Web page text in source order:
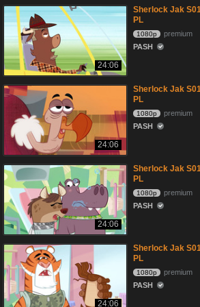
24:06
Sherlock Jak
PL
1080p
premium
PASH
24:06
Sherlock Jak
PL
1080p
premium
PASH
24:06
Sherlock Jak
PL
1080p
premium
PASH
24:06
Sherlock Jak
PL
1080p
premium
PASH